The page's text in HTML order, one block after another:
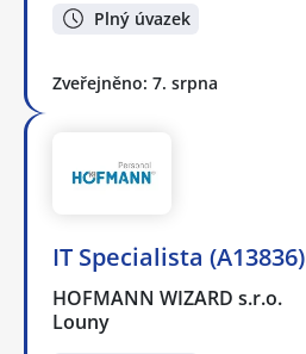
Plný úvazek
Zveřejněno: 7. srpna
IT Specialista (A13836)
HOFMANN WIZARD s.r.o.
Louny